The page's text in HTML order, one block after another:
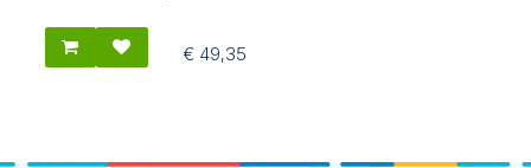
€ 49,35